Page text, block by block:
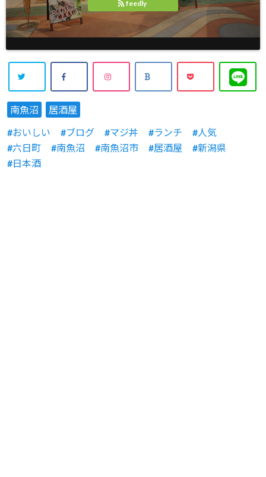
feedly
南魚沼
居酒屋
おいしい
ブログ マジ丼 ランチ
人気
六日町
南魚沼 南魚沼市 居酒屋
新潟県
日本酒